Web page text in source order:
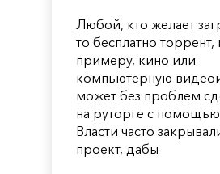
Любой, кто желает
то бесплатно торрент,
примеру, кино или
компьютерную
может без проблем
на руторге с помощью
Власти часто
проект, дабы